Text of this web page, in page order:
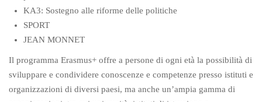
KA3: Sostegno alle riforme delle politiche
SPORT
JEAN MONNET
Il programma Erasmus+ offre a persone di ogni età la possibilità di
sviluppare e condividere conoscenze e competenze presso istituti e
organizzazioni di diversi paesi, ma anche un’ampia gamma di